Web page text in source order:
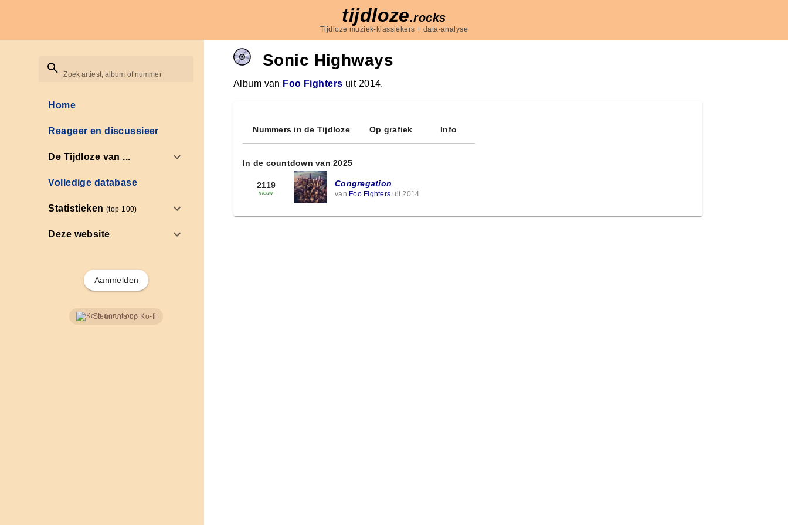
tijdloze.rocks
Tijdloze muziek-klassiekers + data-analyse
Zoek artiest, album of nummer
Home
Reageer en discussieer
De Tijdloze van ...
Volledige database
Statistieken(top 100)
Deze website
Aanmelden
Steun ons op Ko-fi
Sonic Highways
Album van Foo Fighters uit 2014.
Nummers in de Tijdloze Op grafiek Info
In de countdown van 2025
2119
nieuw
Congregation
van Foo Fighters uit 2014